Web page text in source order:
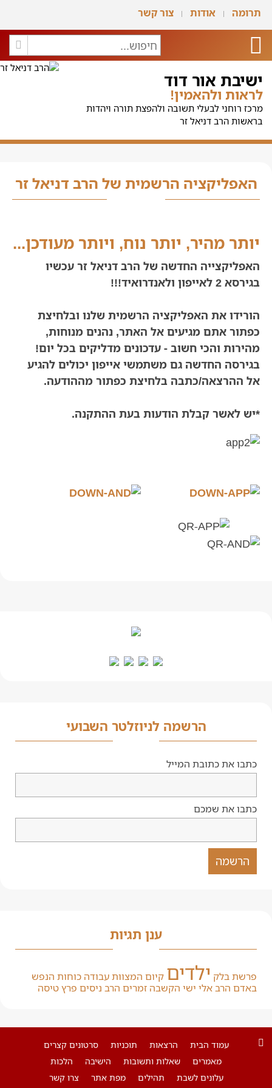
תרומה אודות צור קשר
ישיבת אור דוד
לראות ולהאמין!
מרכז רוחני לבעלי תשובה ולהפצת תורה ויהדות
בראשות הרב דניאל זר
האפליקציה הרשמית של הרב דניאל זר
יותר מהיר, יותר נוח, ויותר מעודכן...
האפליקצייה החדשה של הרב דניאל זר עכשיו
בגירסא 2 לאייפון ולאנדרואיד!!!
הורידו את האפליקציה הרשמית שלנו ובלחיצת
כפתור אתם מגיעים אל האתר, נהנים מנוחות,
מהירות והכי חשוב - עדכונים מדליקים בכל יום!
בגירסה החדשה גם משתמשי אייפון יכולים להגיע
אל ההרצאה/כתבה בלחיצת כפתור מההודעה.
*יש לאשר קבלת הודעות בעת ההתקנה.
הרשמה לניוזלטר השבועי
כתבו את כתובת המייל
כתבו את שמכם
ענן תגיות
פרשת בלק ילדים קיום המצוותעבודה כוחות הנפש
באדם הרב אלי ישי הקשבה זמרים הרב ניסים פרץטיסה
עמוד הבית הרצאות תוכניות
סרטונים קצרים
מאמרים
שאלות ותשובות הישיבה
הלכות
עלונים לשבת
תהילים מפת אתר צרו קשר